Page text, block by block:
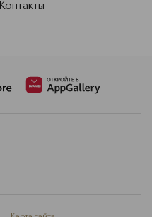
Контакты